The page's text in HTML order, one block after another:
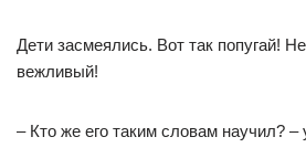
Дети засмеялись. Вот так попугай!
вежливый!
– Кто же его таким словам научил? –